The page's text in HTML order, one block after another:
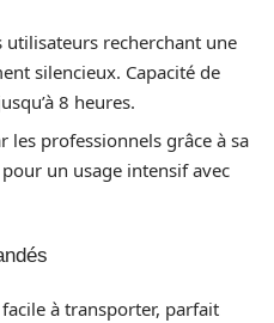
utilisateurs recherchant une
silencieux. Capacité de
8 heures.
les professionnels grâce à sa
un usage intensif avec
à transporter, parfait